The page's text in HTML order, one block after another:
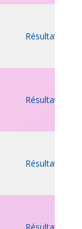
Résultats
Résultats
Résultats